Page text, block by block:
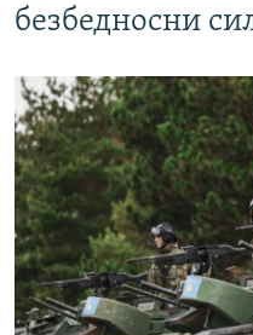
безбедносни